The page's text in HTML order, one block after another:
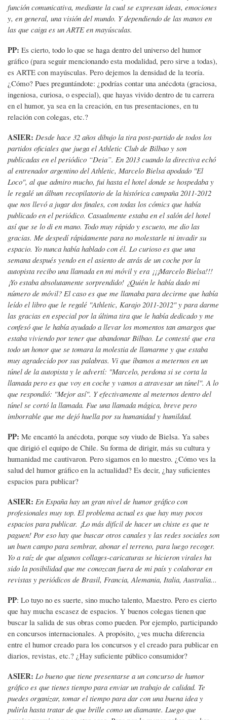
función comunicativa, mediante la cual se expresan ideas, emociones
y, en general, una visión del mundo. Y dependiendo de las manos en
las que caiga es un ARTE en mayúsculas.
PP: Es cierto, todo lo que se haga dentro del universo del humor
gráfico (para seguir mencionando esta modalidad, pero sirve a todas),
es ARTE con mayúsculas. Pero dejemos la densidad de la teoría.
¿Cómo? Pues preguntándote: ¿podrías contar una anécdota (graciosa,
ingeniosa, curiosa, o especial), que hayas vivido dentro de tu carrera
en el humor, ya sea en la creación, en tus presentaciones, en tu
relación con colegas, etc.?
ASIER: Desde hace 32 años dibujo la tira post-partido de todos los
partidos oficiales que juega el Athletic Club de Bilbao y son
publicadas en el periódico “Deia”. En 2013 cuando la directiva echó
al entrenador argentino del Athletic, Marcelo Bielsa apodado "El
Loco", al que admiro mucho, fui hasta el hotel donde se hospedaba y
le regalé un álbum recopilatorio de la histórica campaña 2011-2012
que nos llevó a jugar dos finales, con todas los cómics que había
publicado en el periódico. Casualmente estaba en el salón del hotel
así que se lo di en mano. Todo muy rápido y escueto, me dio las
gracias. Me despedí rápidamente para no molestarle ni invadir su
espacio. Yo nunca había hablado con él. Lo curioso es que una
semana después yendo en el asiento de atrás de un coche por la
autopista recibo una llamada en mi móvil y era ¡¡¡Marcelo Bielsa!!!
¡Yo estaba absolutamente sorprendido! ¿Quién le había dado mi
número de móvil? El caso es que me llamaba para decirme que había
leído el libro que le regalé "Athletic, Karajo 2011-2012" y para darme
las gracias en especial por la última tira que le había dedicado y me
confesó que le había ayudado a llevar los momentos tan amargos que
estaba viviendo por tener que abandonar Bilbao. Le contesté que era
todo un honor que se tomara la molestia de llamarme y que estaba
muy agradecido por sus palabras. Vi que íbamos a meternos en un
túnel de la autopista y le advertí: "Marcelo, perdona si se corta la
llamada pero es que voy en coche y vamos a atravesar un túnel". A lo
que respondió: "Mejor así". Y efectivamente al meternos dentro del
túnel se cortó la llamada. Fue una llamada mágica, breve pero
imborrable que me dejó huella por su humanidad y humildad.
PP: Me encantó la anécdota, porque soy viudo de Bielsa. Ya sabes
que dirigió el equipo de Chile. Su forma de dirigir, más su cultura y
humanidad me cautivaron. Pero sigamos en lo nuestro. ¿Cómo ves la
salud del humor gráfico en la actualidad? Es decir, ¿hay suficientes
espacios para publicar?
ASIER: En España hay un gran nivel de humor gráfico con
profesionales muy top. El problema actual es que hay muy pocos
espacios para publicar. ¡Lo más difícil de hacer un chiste es que te
paguen! Por eso hay que buscar otros canales y las redes sociales son
un buen campo para sembrar, abonar el terreno, para luego recoger.
Yo a raíz de que algunos collages-caricaturas se hicieron virales ha
sido la posibilidad que me conozcan fuera de mi país y colaborar en
revistas y periódicos de Brasil, Francia, Alemania, Italia, Australia...
PP: Lo tuyo no es suerte, sino mucho talento, Maestro. Pero es cierto
que hay mucha escasez de espacios. Y buenos colegas tienen que
buscar la salida de sus obras como pueden. Por ejemplo, participando
en concursos internacionales. A propósito, ¿ves mucha diferencia
entre el humor creado para los concursos y el creado para publicar en
diarios, revistas, etc.? ¿Hay suficiente público consumidor?
ASIER: Lo bueno que tiene presentarse a un concurso de humor
gráfico es que tienes tiempo para enviar un trabajo de calidad. Te
puedes organizar, tomar el tiempo para dar con una buena idea y
pulirla hasta tratar de que brille como un diamante. Luego que